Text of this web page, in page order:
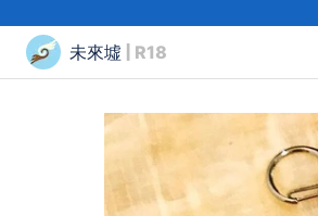
未來墟 | R18